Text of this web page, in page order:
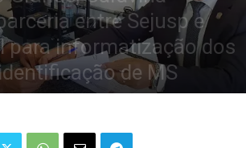
entre Sejusp e
para informatização dos
de MS
30 de janeiro de 2020 988 0